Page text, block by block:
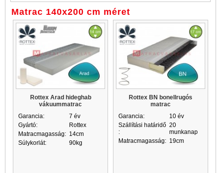
Matrac 140x200 cm méret
Rottex Arad hideghab
vákuummatrac
Garancia:
7 év
Gyártó:
Rottex
Matracmagasság: 14cm
Súlykorlát:
90kg
Rottex BN bonellrugós
matrac
Garancia:
10 év
Szállítási határidő
:
20
munkanap
Matracmagasság: 19cm